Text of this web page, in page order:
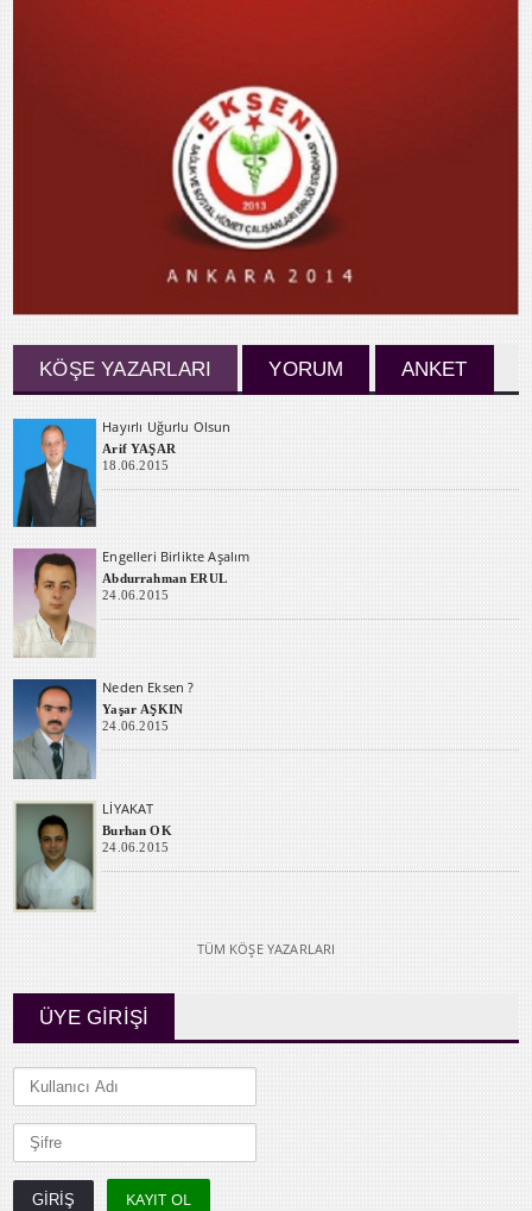
KÖŞE YAZARLARI YORUM ANKET
Hayırlı Uğurlu Olsun
Arif YAŞAR
18.06.2015
Engelleri Birlikte Aşalım
Abdurrahman ERUL
24.06.2015
Neden Eksen ?
Yaşar AŞKIN
24.06.2015
LİYAKAT
Burhan OK
24.06.2015
TÜM KÖŞE YAZARLARI
ÜYE GİRİŞİ
KAYIT OL